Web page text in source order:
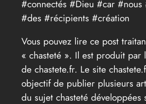
#connectés #Dieu #car #nous
#des #récipients #création
Vous pouvez lire ce post
« chasteté ». Il est produit par
de chastete.fr. Le site
objectif de publier plusieurs
du sujet chasteté développées